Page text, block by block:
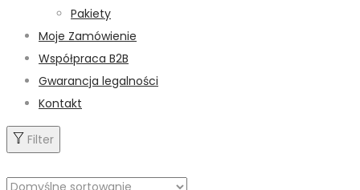
Pakiety
Moje Zamówienie
Współpraca B2B
Gwarancja legalności
Kontakt
Filter